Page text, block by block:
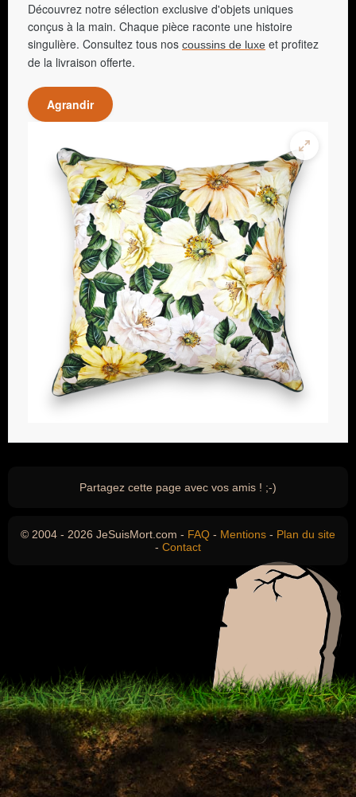
Découvrez notre sélection exclusive d'objets uniques
conçus à la main. Chaque pièce raconte une histoire
singulière. Consultez tous nos coussins de luxe et profitez
de la livraison offerte.
Agrandir
Partagez cette page avec vos amis ! ;-)
© 2004 - 2026 JeSuisMort.com - FAQ - Mentions - Plan du site
- Contact